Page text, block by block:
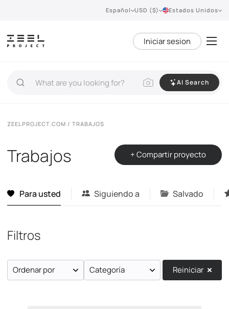
Español USD ($) Estados Unidos
Iniciar sesion
AI Search
ZEELPROJECT.COM / TRABAJOS
Trabajos + Compartir proyecto
Para usted Siguiendo a Salvado
Filtros
Ordenar por Categoría Reiniciar